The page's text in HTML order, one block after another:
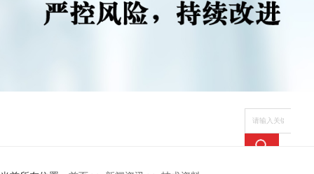
热搜关键词： 钛合金锻件 钛合金棒 钛合金法兰 钛靶